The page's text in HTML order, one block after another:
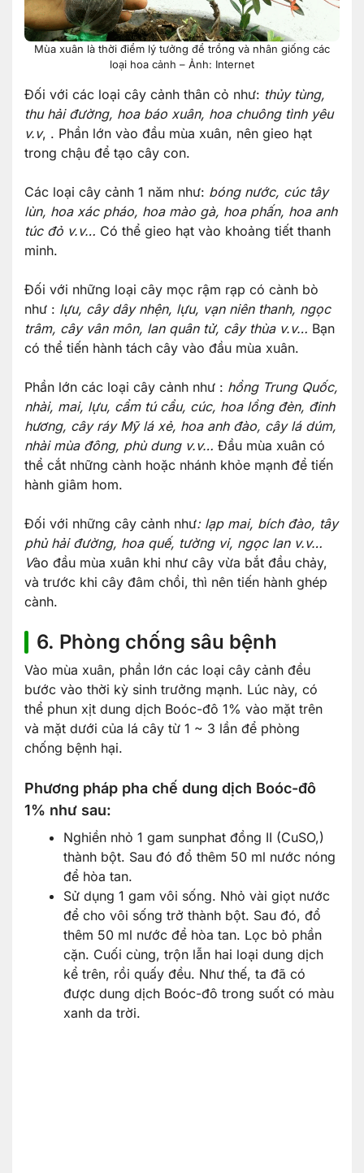
Mùa xuân là thời điểm lý tưởng để trồng và nhân giống các
loại hoa cảnh – Ảnh: Internet
Đối với các loại cây cảnh thân cỏ như: thủy tùng,
thu hải đường, hoa báo xuân, hoa chuông tình yêu
v.v, . Phần lớn vào đầu mùa xuân, nên gieo hạt
trong chậu để tạo cây con.
Các loại cây cảnh 1 năm như: bóng nước, cúc tây
lùn, hoa xác pháo, hoa mào gà, hoa phấn, hoa anh
túc đỏ v.v… Có thể gieo hạt vào khoảng tiết thanh
minh.
Đối với những loại cây mọc rậm rạp có cành bò
như : lựu, cây dây nhện, lựu, vạn niên thanh, ngọc
trâm, cây vân môn, lan quân tử, cây thùa v.v… Bạn
có thể tiến hành tách cây vào đầu mùa xuân.
Phần lớn các loại cây cảnh như : hồng Trung Quốc,
nhài, mai, lựu, cẩm tú cầu, cúc, hoa lồng đèn, đinh
hương, cây ráy Mỹ lá xẻ, hoa anh đào, cây lá dúm,
nhài mùa đông, phù dung v.v… Đầu mùa xuân có
thể cắt những cành hoặc nhánh khỏe mạnh để tiến
hành giâm hom.
Đối với những cây cảnh như: lạp mai, bích đào, tây
phủ hải đường, hoa quế, tường vi, ngọc lan v.v…
Vào đầu mùa xuân khi như cây vừa bắt đầu chảy,
và trước khi cây đâm chồi, thì nên tiến hành ghép
cành.
6. Phòng chống sâu bệnh
Vào mùa xuân, phần lớn các loại cây cảnh đều
bước vào thời kỳ sinh trưởng mạnh. Lúc này, có
thể phun xịt dung dịch Boóc-đô 1% vào mặt trên
và mặt dưới của lá cây từ 1 ~ 3 lần để phòng
chống bệnh hại.
Phương pháp pha chế dung dịch Boóc-đô
1% như sau:
Nghiền nhỏ 1 gam sunphat đồng II (CuSO,)
thành bột. Sau đó đổ thêm 50 ml nước nóng
để hòa tan.
Sử dụng 1 gam vôi sống. Nhỏ vài giọt nước
để cho vôi sống trở thành bột. Sau đó, đổ
thêm 50 ml nước để hòa tan. Lọc bỏ phần
cặn. Cuối cùng, trộn lẫn hai loại dung dịch
kể trên, rồi quấy đều. Như thế, ta đã có
được dung dịch Boóc-đô trong suốt có màu
xanh da trời.